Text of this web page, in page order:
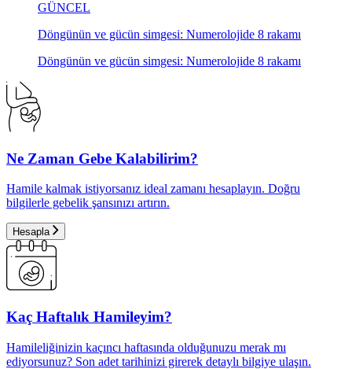
GÜNCEL
Döngünün ve gücün simgesi: Numerolojide 8 rakamı
Döngünün ve gücün simgesi: Numerolojide 8 rakamı
Ne Zaman Gebe Kalabilirim?
Hamile kalmak istiyorsanız ideal zamanı hesaplayın. Doğru
bilgilerle gebelik şansınızı artırın.
Hesapla
Kaç Haftalık Hamileyim?
Hamileliğinizin kaçıncı haftasında olduğunuzu merak mı
ediyorsunuz? Son adet tarihinizi girerek detaylı bilgiye ulaşın.